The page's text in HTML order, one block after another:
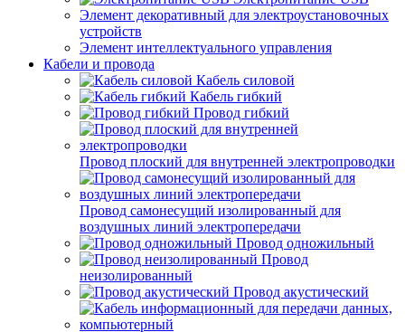
Элемент декоративный для электроустановочных
устройств
Элемент интеллектуального управления
Кабели и провода
Кабель силовой
Кабель гибкий
Провод гибкий
Провод плоский для внутренней электропроводки
Провод самонесущий изолированный для
воздушных линий электропередачи
Провод одножильный
Провод
неизолированный
Провод акустический